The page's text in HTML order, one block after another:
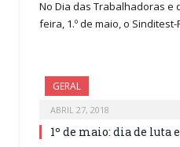
No Dia das Trabalhadoras e
feira, 1.º de maio, o
GERAL
ABRIL 27, 2018
1º de maio: dia de luta